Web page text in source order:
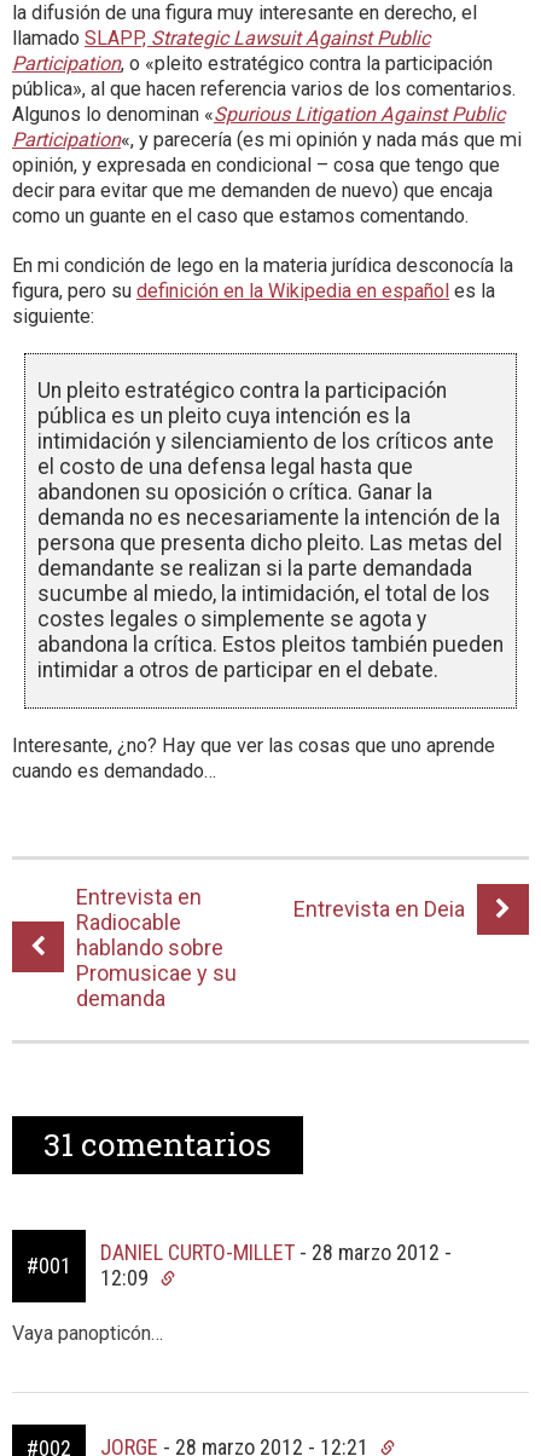
la difusión de una figura muy interesante en derecho, el
llamado SLAPP, Strategic Lawsuit Against Public
Participation, o «pleito estratégico contra la participación
pública», al que hacen referencia varios de los comentarios.
Algunos lo denominan «Spurious Litigation Against Public
Participation«, y parecería (es mi opinión y nada más que mi
opinión, y expresada en condicional – cosa que tengo que
decir para evitar que me demanden de nuevo) que encaja
como un guante en el caso que estamos comentando.
En mi condición de lego en la materia jurídica desconocía la
figura, pero su definición en la Wikipedia en español es la
siguiente:
Un pleito estratégico contra la participación
pública es un pleito cuya intención es la
intimidación y silenciamiento de los críticos ante
el costo de una defensa legal hasta que
abandonen su oposición o crítica. Ganar la
demanda no es necesariamente la intención de la
persona que presenta dicho pleito. Las metas del
demandante se realizan si la parte demandada
sucumbe al miedo, la intimidación, el total de los
costes legales o simplemente se agota y
abandona la crítica. Estos pleitos también pueden
intimidar a otros de participar en el debate.
Interesante, ¿no? Hay que ver las cosas que uno aprende
cuando es demandado…
Entrevista en
Radiocable
hablando sobre
Promusicae y su
demanda
Entrevista en Deia
31 comentarios
#001
DANIEL CURTO-MILLET - 28 marzo 2012 -
12:09
Vaya panopticón…
#002 JORGE - 28 marzo 2012 - 12:21